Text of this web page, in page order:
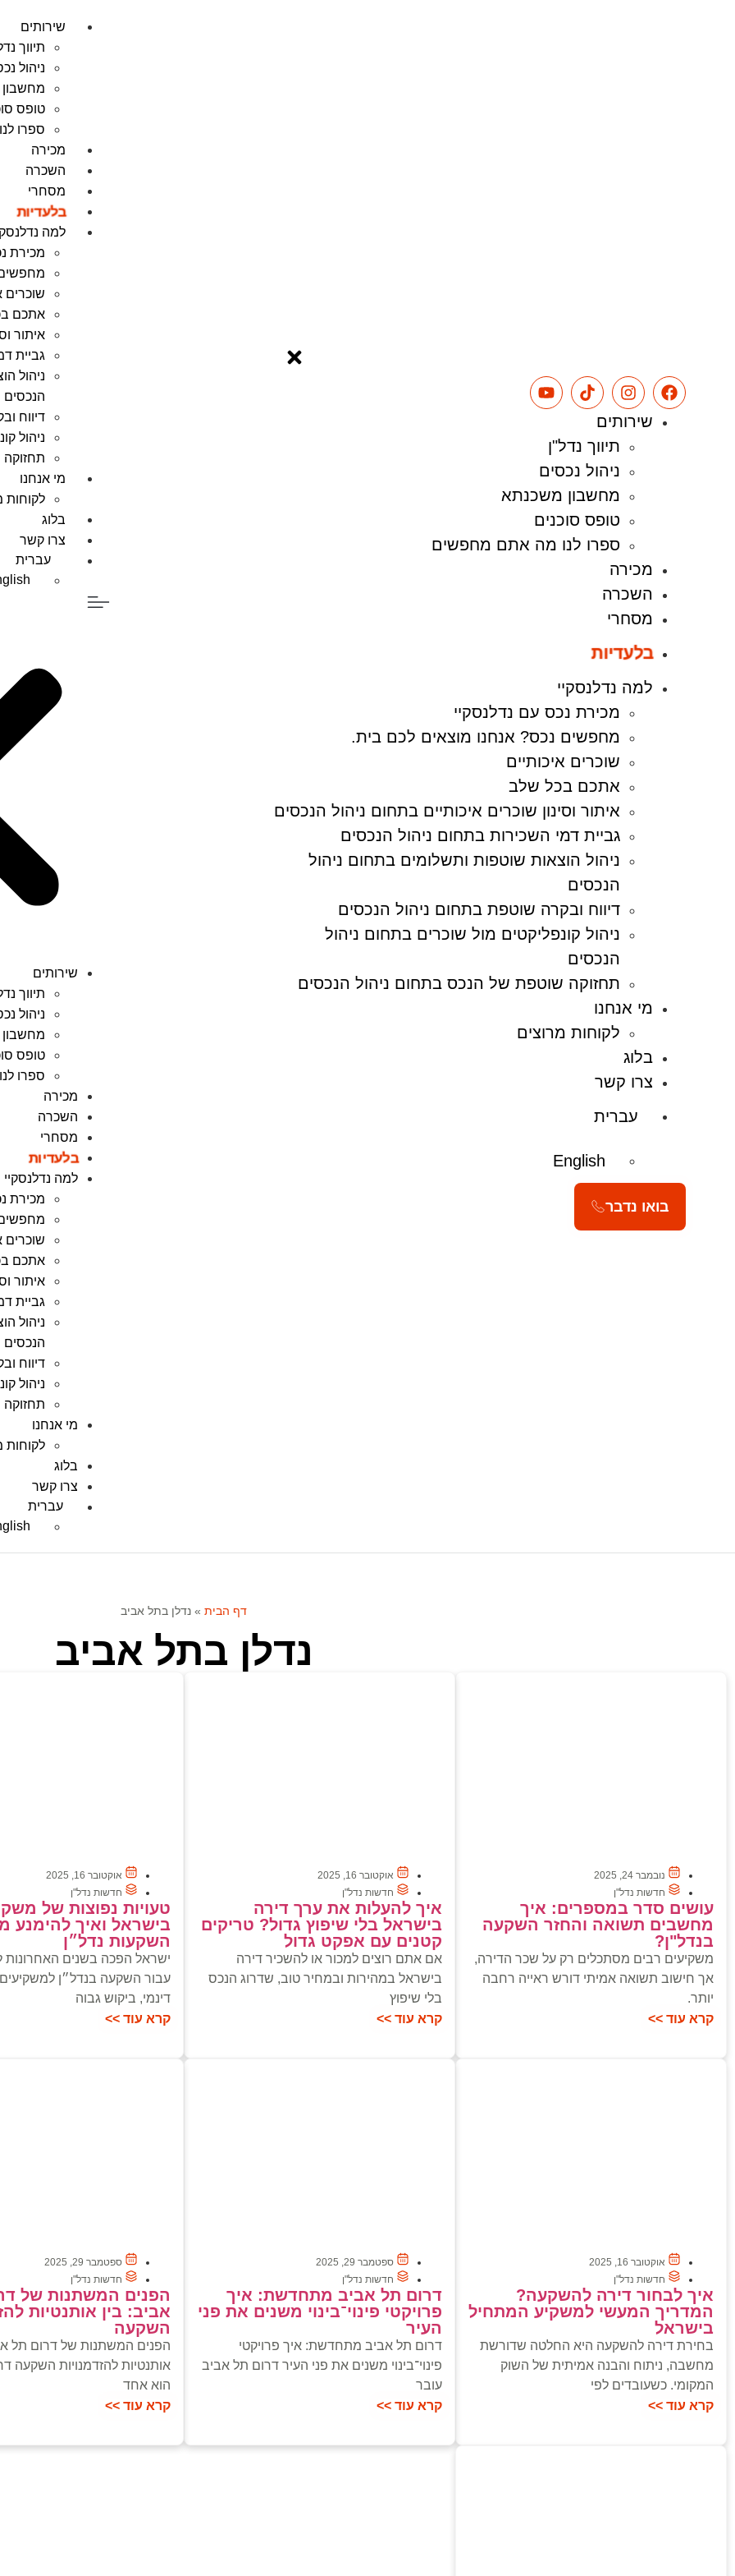
שירותים
תיווך נדל"ן
ניהול נכסים
מחשבון משכנתא
טופס סוכנים
ספרו לנו מה אתם מחפשים
מכירה
השכרה
מסחרי
בלעדיות
למה נדלנסקיי
מכירת נכס עם נדלנסקיי
מחפשים נכס? אנחנו מוצאים לכם בית.
שוכרים איכותיים
אתכם בכל שלב
איתור וסינון שוכרים איכותיים בתחום ניהול הנכסים
גביית דמי השכירות בתחום ניהול הנכסים
ניהול הוצאות שוטפות ותשלומים בתחום ניהול
הנכסים
דיווח ובקרה שוטפת בתחום ניהול הנכסים
ניהול קונפליקטים מול שוכרים בתחום ניהול
הנכסים
תחזוקה שוטפת של הנכס בתחום ניהול הנכסים
מי אנחנו
לקוחות מרוצים
בלוג
צרו קשר
עברית
English
בואו נדבר
שירותים
תיווך
ניהול
טופס
ספרו
מכירה
השכרה
מסחרי
בלעדיות
למה
מכירת
שוכרים
אתכם
איתור
גביית
ניהול
הנכסים
דיווח
ניהול
מי אנחנו
לקוחות
בלוג
צרו קשר
עברית
שירותים
תיווך
ניהול
טופס
ספרו
מכירה
השכרה
מסחרי
בלעדיות
למה נדלנסקיי
מכירת
שוכרים
אתכם
איתור
גביית
ניהול
הנכסים
דיווח
ניהול
מי אנחנו
לקוחות
בלוג
צרו קשר
עברית
דף הבית » נדלן בתל אביב
נדלן בתל אביב
נובמבר 24, 2025
חדשות נדל"ן
עושים סדר במספרים: איך
מחשבים תשואה והחזר השקעה
בנדל"ן?
משקיעים רבים מסתכלים רק על שכר הדירה,
אך חישוב תשואה אמיתי דורש ראייה רחבה
יותר.
קרא עוד >>
אוקטובר 16, 2025
חדשות נדל"ן
איך להעלות את ערך דירה
בישראל בלי שיפוץ גדול? טריקים
קטנים עם אפקט גדול
אם אתם רוצים למכור או להשכיר דירה
בישראל במהירות ובמחיר טוב, שדרוג הנכס
בלי שיפוץ
קרא עוד >>
אוקטובר 16, 2025
חדשות נדל"ן
טעויות נפוצות של
בישראל ואיך להימנע
השקעות נדל״ן
ישראל הפכה בשנים האחרונות
עבור השקעה בנדל״ן
דינמי, ביקוש גבוה
קרא עוד >>
אוקטובר 16, 2025
חדשות נדל"ן
איך לבחור דירה להשקעה?
המדריך המעשי למשקיע המתחיל
בישראל
בחירת דירה להשקעה היא החלטה שדורשת
מחשבה, ניתוח והבנה אמיתית של השוק
המקומי. כשעובדים לפי
קרא עוד >>
ספטמבר 29, 2025
חדשות נדל"ן
דרום תל אביב מתחדשת: איך
פרויקטי פינוי־בינוי משנים את פני
העיר
דרום תל אביב מתחדשת: איך פרויקטי
פינוי־בינוי משנים את פני העיר דרום תל אביב
עובר
קרא עוד >>
ספטמבר 29, 2025
חדשות נדל"ן
הפנים המשתנות של
אביב: בין אותנטיות
השקעה
הפנים המשתנות של דרום תל
אותנטיות להזדמנויות השקעה
הוא אחד
קרא עוד >>